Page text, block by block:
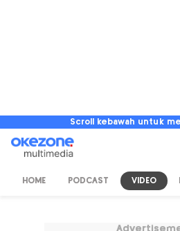
Scroll kebawah untuk
HOME PODCAST VIDEO